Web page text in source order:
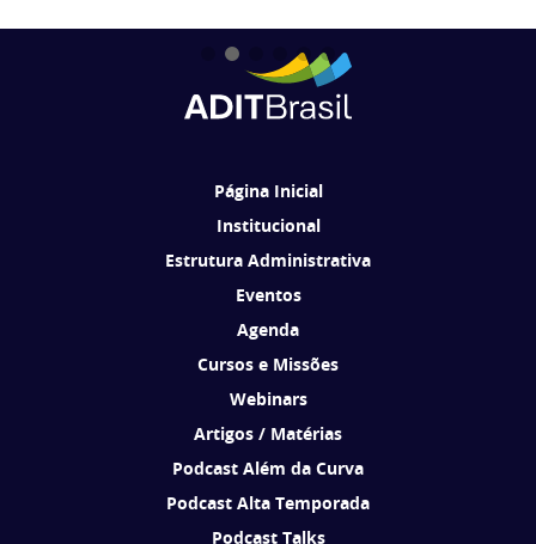
Página Inicial
Institucional
Estrutura Administrativa
Eventos
Agenda
Cursos e Missões
Webinars
Artigos / Matérias
Podcast Além da Curva
Podcast Alta Temporada
Podcast Talks